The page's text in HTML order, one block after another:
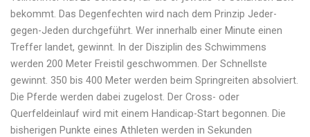
bekommt. Das Degenfechten wird nach dem Prinzip Jeder-
gegen-Jeden durchgeführt. Wer innerhalb einer Minute einen
Treffer landet, gewinnt. In der Disziplin des Schwimmens
werden 200 Meter Freistil geschwommen. Der Schnellste
gewinnt. 350 bis 400 Meter werden beim Springreiten absolviert.
Die Pferde werden dabei zugelost. Der Cross- oder
Querfeldeinlauf wird mit einem Handicap-Start begonnen. Die
bisherigen Punkte eines Athleten werden in Sekunden